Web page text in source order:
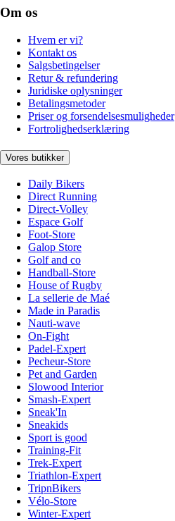
Om os
Hvem er vi?
Kontakt os
Salgsbetingelser
Retur & refundering
Juridiske oplysninger
Betalingsmetoder
Priser og forsendelsesmuligheder
Fortrolighedserklæring
Vores butikker
Daily Bikers
Direct Running
Direct-Volley
Espace Golf
Foot-Store
Galop Store
Golf and co
Handball-Store
House of Rugby
La sellerie de Maé
Made in Paradis
Nauti-wave
On-Fight
Padel-Expert
Pecheur-Store
Pet and Garden
Slowood Interior
Smash-Expert
Sneak'In
Sneakids
Sport is good
Training-Fit
Trek-Expert
Triathlon-Expert
TripnBikers
Vélo-Store
Winter-Expert